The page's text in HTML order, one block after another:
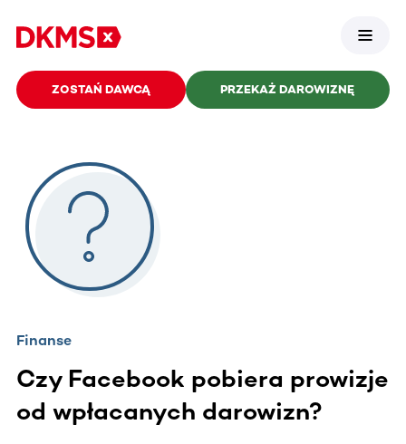
ZOSTAŃ DAWCĄ PRZEKAŻ DAROWIZNĘ
Finanse
Czy Facebook pobiera prowizje
od wpłacanych darowizn?